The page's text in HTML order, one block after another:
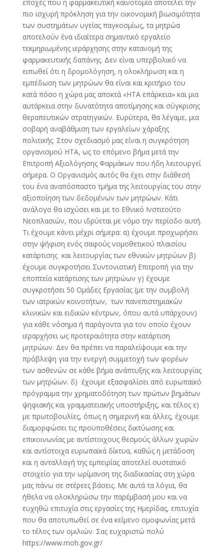
εποχές που η φαρμακευτική καινοτομία αποτελεί την
πιο ισχυρή πρόκληση για την οικονομική βιωσιμότητα
των συστημάτων υγείας παγκοσμίως, τα μητρώα
αποτελούν ένα ιδιαίτερα σημαντικό εργαλείο
τεκμηριωμένης ιεράρχησης στην κατανομή της
φαρμακευτικής δαπάνης. Δεν είναι υπερβολικό να
ειπωθεί ότι η δρομολόγηση, η ολοκλήρωση και η
εμπέδωση των μητρώων θα είναι και κριτήριο του
κατά πόσο η χώρα μας αποκτά «ΗΤΑ επάρκεια» και μια
αυτάρκεια στην δυνατότητα αποτίμησης και σύγκρισης
θεραπευτικών στρατηγικών. Ευρύτερα, θα λέγαμε, μια
σοβαρή αναβάθμιση των εργαλείων χάραξης
πολιτικής. Στον σχεδιασμό μας είναι η συγκρότηση
οργανισμού ΗΤΑ, ως το επόμενο βήμα μετά την
Επιτροπή Αξιολόγησης Φαρμάκων που ήδη λειτουργεί
σήμερα. Ο Οργανισμός αυτός θα έχει στην διάθεσή
του ένα αναπόσπαστο τμήμα της λειτουργίας του στην
αξιοποίηση των δεδομένων των μητρώων. Κάτι
ανάλογο θα ισχύσει και με το Εθνικό Ινστιτούτο
Νεοπλασιών, που ιδρύεται με νόμο την περίοδο αυτή.
Τι έχουμε κάνει μέχρι σήμερα: α) έχουμε προχωρήσει
στην ψήφιση ενός σαφούς νομοθετικού πλαισίου
κατάρτισης και λειτουργίας των εθνικών μητρώων β)
έχουμε συγκροτήσει Συντονιστική Επιτροπή για την
εποπτεία κατάρτισης των μητρώων γ) έχουμε
συγκροτήσει 50 Ομάδες Εργασίας (με την συμβολή
των ιατρικών κοινοτήτων, των πανεπιστημιακών
κλινικών και ειδικών κέντρων, όπου αυτά υπάρχουν)
για κάθε νόσημα ή παράγοντα για τον οποίο έχουν
ιεραρχήσει ως προτεραιότητα στην κατάρτιση
μητρώων. Δεν θα πρέπει να παραλείψουμε και την
πρόβλεψη για την ενεργή συμμετοχή των φορέων
των ασθενών σε κάθε βήμα ανάπτυξης και λειτουργίας
των μητρώων. δ) έχουμε εξασφαλίσει από ευρωπαϊκό
πρόγραμμα την χρηματοδότηση των πρώτων βημάτων
ψηφιακής και γραμματειακής υποστήριξης, και τέλος ε)
με πρωτοβουλίες, όπως η σημερινή και άλλες, έχουμε
διαμορφώσει τις προϋποθέσεις δικτύωσης και
επικοινωνίας με αντίστοιχους θεσμούς άλλων χωρών
και αντίστοιχα ευρωπαϊκά δίκτυα, καθώς η μετάδοση
και η ανταλλαγή της εμπειρίας αποτελεί συστατικό
στοιχείο για την ωρίμανση της διαδικασίας στη χώρα
μας πάνω σε στέρεες βάσεις. Με αυτά τα λόγια, θα
ήθελα να ολοκληρώσω την παρέμβασή μου και να
ευχηθώ επιτυχία στις εργασίες της Ημερίδας, επιτυχία
που θα αποτυπωθεί σε ένα κείμενο ομοφωνίας μετά
το τέλος των ομιλιών. Σας ευχαριστώ πολύ
https://www.moh.gov.gr/